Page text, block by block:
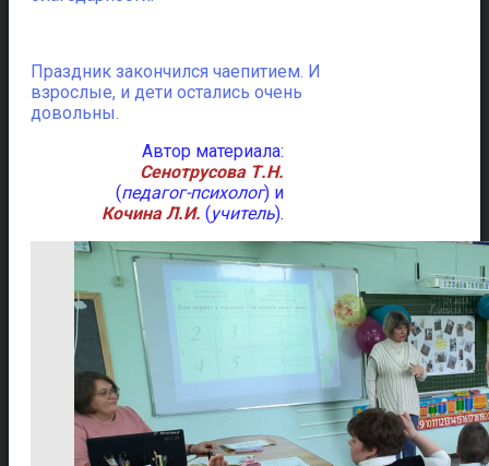
Праздник закончился чаепитием. И
взрослые, и дети остались очень
довольны.
Автор материала:
Сенотрусова Т.Н.
(педагог-психолог) и
Кочина Л.И. (учитель).